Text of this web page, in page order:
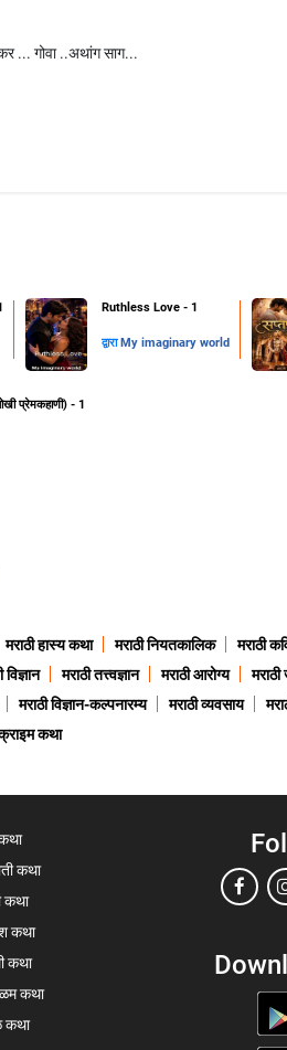
... गोवा ..अथांग साग...
Ruthless Love - 1
द्वारा My imaginary world
प्रेमकहाणी) - 1
मराठी हास्य कथा मराठी नियतकालिक मराठी
विज्ञान मराठी तत्त्वज्ञान मराठी आरोग्य मराठी
मराठी विज्ञान-कल्पनारम्य मराठी व्यवसाय
क्राइम कथा
कथा
कथा
कथा
कथा
कथा
कथा